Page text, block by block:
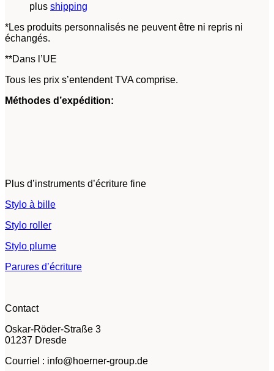
plus shipping
*Les produits personnalisés ne peuvent être ni repris ni
échangés.
**Dans l’UE
Tous les prix s’entendent TVA comprise.
Méthodes d’expédition:
Plus d’instruments d’écriture fine
Stylo à bille
Stylo roller
Stylo plume
Parures d’écriture
Contact
Oskar-Röder-Straße 3
01237 Dresde
Courriel : info@hoerner-group.de